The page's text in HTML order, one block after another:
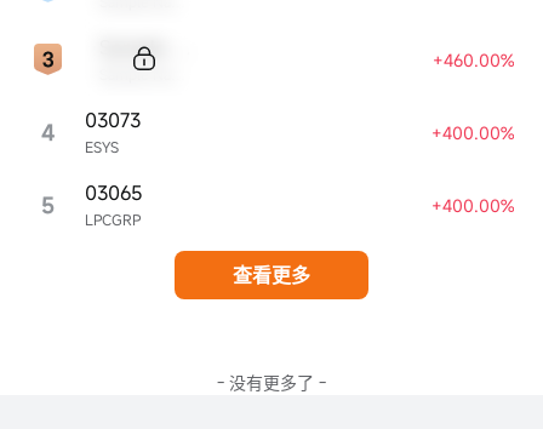
+460.00%
4 ESYS
03073 +400.00%
5 LPCGRP
03065 +400.00%
查看更多
- 没有更多了 -